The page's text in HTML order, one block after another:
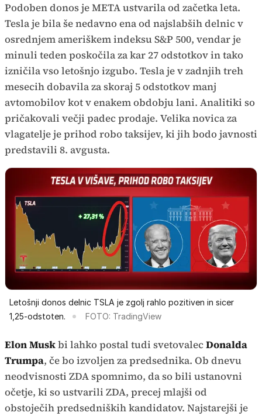
Podoben donos je META ustvarila od začetka leta.
Tesla je bila še nedavno ena od najslabših delnic v
osrednjem ameriškem indeksu S&P 500, vendar je
minuli teden poskočila za kar 27 odstotkov in tako
izničila vso letošnjo izgubo. Tesla je v zadnjih treh
mesecih dobavila za skoraj 5 odstotkov manj
avtomobilov kot v enakem obdobju lani. Analitiki so
pričakovali večji padec prodaje. Velika novica za
vlagatelje je prihod robo taksijev, ki jih bodo javnosti
predstavili 8. avgusta.
Letošnji donos delnic TSLA je zgolj rahlo pozitiven in sicer
1,25-odstoten.
FOTO: TradingView
Elon Muskbi lahko postal tudi svetovalecDonalda
Trumpa, če bo izvoljen za predsednika. Ob dnevu
neodvisnosti ZDA spomnimo, da so bili ustanovni
očetje, ki so ustvarili ZDA, precej mlajši od
obstoječih predsedniških kandidatov. Najstarejši je